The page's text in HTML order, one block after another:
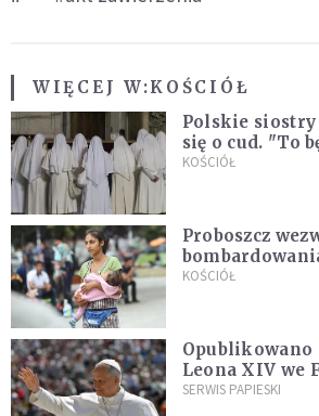
WIĘCEJ W:KOŚCIÓŁ
Polskie
się o cud. "To
Pana Boga dla
KOŚCIÓŁ
Proboszcz
"Masowy
KOŚCIÓŁ
Leona XIV we
SERWIS PAPIESKI